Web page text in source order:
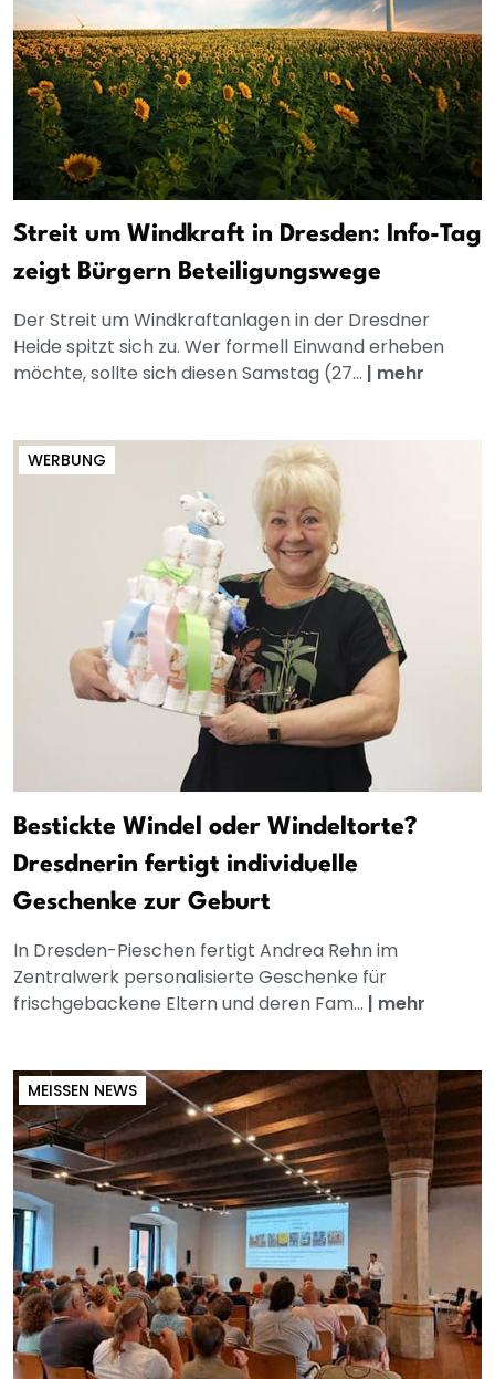
Streit um Windkraft in Dresden: Info-Tag
zeigt Bürgern Beteiligungswege
Der Streit um Windkraftanlagen in der Dresdner
Heide spitzt sich zu. Wer formell Einwand erheben
möchte, sollte sich diesen Samstag (27... | mehr
WERBUNG
Bestickte Windel oder Windeltorte?
Dresdnerin fertigt individuelle
Geschenke zur Geburt
In Dresden-Pieschen fertigt Andrea Rehn im
Zentralwerk personalisierte Geschenke für
frischgebackene Eltern und deren Fam... | mehr
MEISSEN NEWS